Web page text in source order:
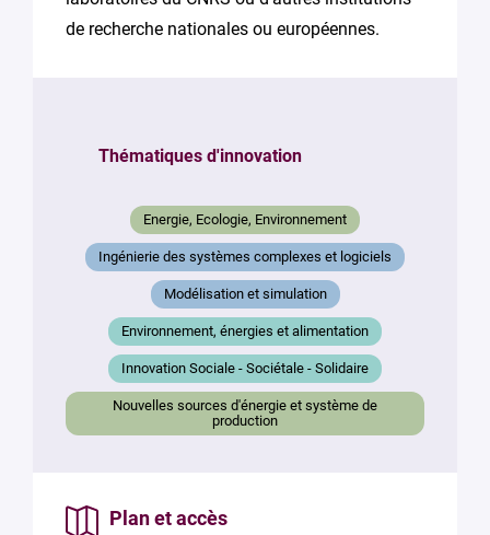
de recherche nationales ou européennes.
Thématiques d'innovation
Energie, Ecologie, Environnement
Ingénierie des systèmes complexes et logiciels
Modélisation et simulation
Environnement, énergies et alimentation
Innovation Sociale - Sociétale - Solidaire
Nouvelles sources d'énergie et système de
production
Plan et accès